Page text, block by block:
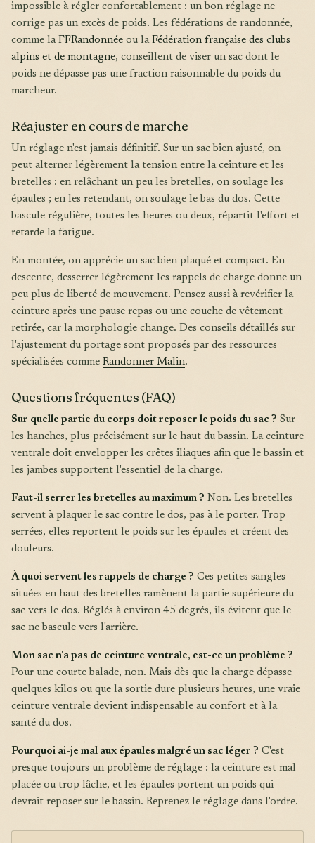
impossible à régler confortablement : un bon réglage ne
corrige pas un excès de poids. Les fédérations de randonnée,
comme la FFRandonnée ou la Fédération française des clubs
alpins et de montagne, conseillent de viser un sac dont le
poids ne dépasse pas une fraction raisonnable du poids du
marcheur.
Réajuster en cours de marche
Un réglage n'est jamais définitif. Sur un sac bien ajusté, on
peut alterner légèrement la tension entre la ceinture et les
bretelles : en relâchant un peu les bretelles, on soulage les
épaules ; en les retendant, on soulage le bas du dos. Cette
bascule régulière, toutes les heures ou deux, répartit l'effort et
retarde la fatigue.
En montée, on apprécie un sac bien plaqué et compact. En
descente, desserrer légèrement les rappels de charge donne un
peu plus de liberté de mouvement. Pensez aussi à revérifier la
ceinture après une pause repas ou une couche de vêtement
retirée, car la morphologie change. Des conseils détaillés sur
l'ajustement du portage sont proposés par des ressources
spécialisées comme Randonner Malin.
Questions fréquentes (FAQ)
Sur quelle partie du corps doit reposer le poids du sac ? Sur
les hanches, plus précisément sur le haut du bassin. La ceinture
ventrale doit envelopper les crêtes iliaques afin que le bassin et
les jambes supportent l'essentiel de la charge.
Faut-il serrer les bretelles au maximum ? Non. Les bretelles
servent à plaquer le sac contre le dos, pas à le porter. Trop
serrées, elles reportent le poids sur les épaules et créent des
douleurs.
À quoi servent les rappels de charge ? Ces petites sangles
situées en haut des bretelles ramènent la partie supérieure du
sac vers le dos. Réglés à environ 45 degrés, ils évitent que le
sac ne bascule vers l'arrière.
Mon sac n'a pas de ceinture ventrale, est-ce un problème ?
Pour une courte balade, non. Mais dès que la charge dépasse
quelques kilos ou que la sortie dure plusieurs heures, une vraie
ceinture ventrale devient indispensable au confort et à la
santé du dos.
Pourquoi ai-je mal aux épaules malgré un sac léger ? C'est
presque toujours un problème de réglage : la ceinture est mal
placée ou trop lâche, et les épaules portent un poids qui
devrait reposer sur le bassin. Reprenez le réglage dans l'ordre.